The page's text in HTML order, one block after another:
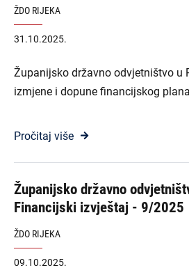
ŽDO RIJEKA
31.10.2025.
Županijsko državno odvjetništvo u
izmjene i dopune financijskog
Pročitaj više
Županijsko državno
Financijski izvještaj - 9/2025
ŽDO RIJEKA
09.10.2025.